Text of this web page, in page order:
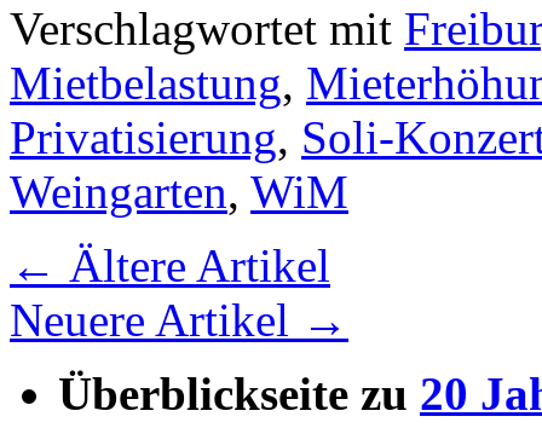
Verschlagwortet mit
Mietbelastung,
Privatisierung, Soli-
Weingarten, WiM
← Ältere Artikel
Neuere Artikel →
Überblickseite zu 20